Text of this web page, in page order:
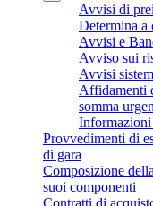
Avvisi di
Determina a
Avvisi e
Avviso sui
Avvisi
Affidamenti
somma
Provvedimenti di
di gara
Composizione
suoi componenti
Contratti di